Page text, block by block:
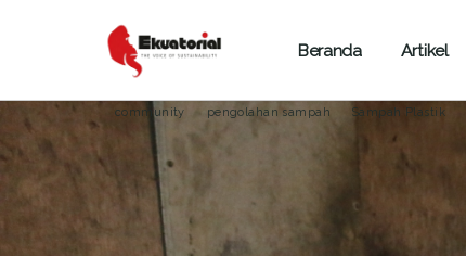
Beranda Artikel
ARTIKEL
community pengolahan sampah Sampah Plastik